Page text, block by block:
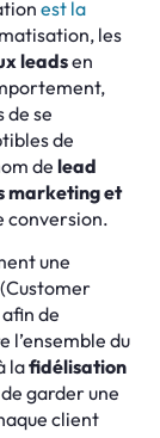
est la
les
leadsen
de se
de
de lead
marketing et
conversion.
une
(Customer
de
l’ensemble du
lafidélisation
garder une
client